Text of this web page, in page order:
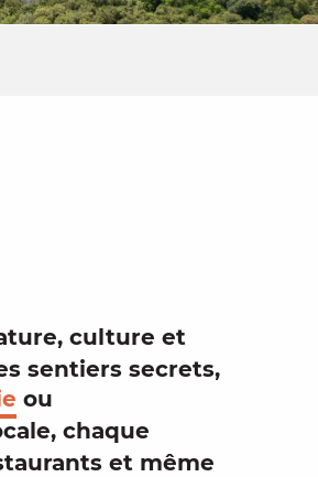
, culture et
sentiers secrets,
ou
, chaque
et même